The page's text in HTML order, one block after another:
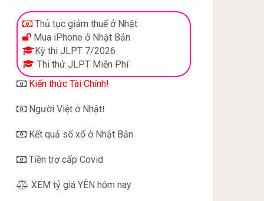
Thủ tục giảm thuế ở Nhật
Mua iPhone ở Nhật Bản
Kỳ thi JLPT 7/2026
Thi thử JLPT Miễn Phí
Kiến thức Tài Chính!
Người Việt ở Nhật!
Kết quả sổ xố ở Nhật Bản
Tiền trợ cấp Covid
XEM tỷ giá YÊN hôm nay